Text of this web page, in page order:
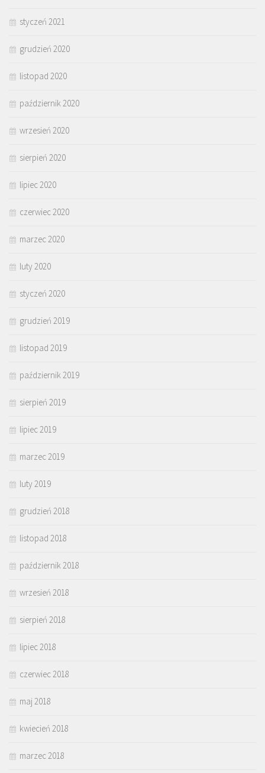
styczeń 2021
grudzień 2020
listopad 2020
październik 2020
wrzesień 2020
sierpień 2020
lipiec 2020
czerwiec 2020
marzec 2020
luty 2020
styczeń 2020
grudzień 2019
listopad 2019
październik 2019
sierpień 2019
lipiec 2019
marzec 2019
luty 2019
grudzień 2018
listopad 2018
październik 2018
wrzesień 2018
sierpień 2018
lipiec 2018
czerwiec 2018
maj 2018
kwiecień 2018
marzec 2018